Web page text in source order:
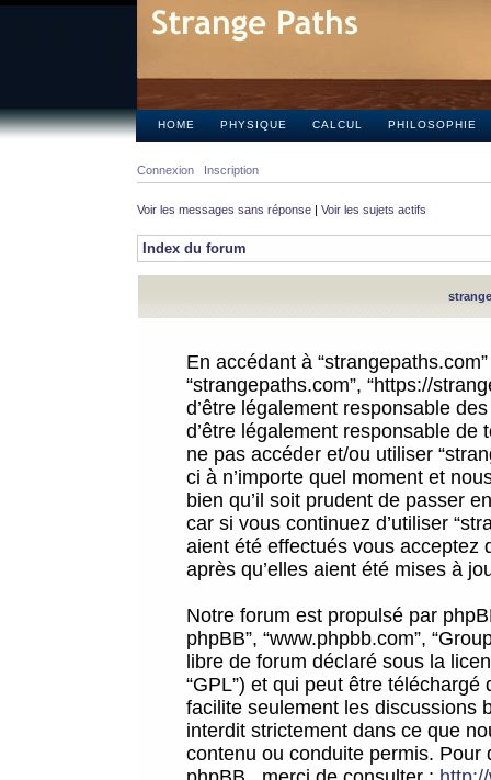
HOME PHYSIQUE CALCUL PHILOSOPHIE
Connexion Inscription
Voir les messages sans réponse | Voir les sujets actifs
Index du forum
En accédant à
“strangepaths.com”, “https://
d’être légalement responsable
d’être légalement responsable
ne pas accéder et/ou utiliser
ci à n’importe quel moment et
bien qu’il soit prudent de passer
car si vous continuez d’utiliser
aient été effectués vous acceptez
après qu’elles aient été mises à
Notre forum est propulsé par
phpBB”, “www.phpbb.com”,
libre de forum déclaré sous la
“GPL”) et qui peut être téléchargé
facilite seulement les discussions
interdit strictement dans ce que
contenu ou conduite permis.